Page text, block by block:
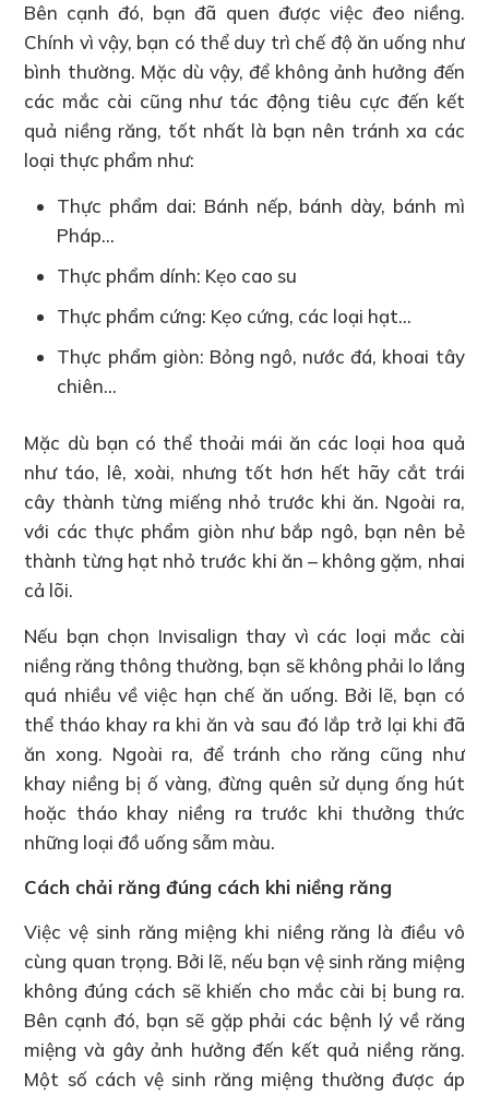
Bên cạnh đó, bạn đã quen được việc đeo niềng.
Chính vì vậy, bạn có thể duy trì chế độ ăn uống như
bình thường. Mặc dù vậy, để không ảnh hưởng đến
các mắc cài cũng như tác động tiêu cực đến kết
quả niềng răng, tốt nhất là bạn nên tránh xa các
loại thực phẩm như:
Thực phẩm dai: Bánh nếp, bánh dày, bánh mì
Pháp…
Thực phẩm dính: Kẹo cao su
Thực phẩm cứng: Kẹo cứng, các loại hạt…
Thực phẩm giòn: Bỏng ngô, nước đá, khoai tây
chiên…
Mặc dù bạn có thể thoải mái ăn các loại hoa quả
như táo, lê, xoài, nhưng tốt hơn hết hãy cắt trái
cây thành từng miếng nhỏ trước khi ăn. Ngoài ra,
với các thực phẩm giòn như bắp ngô, bạn nên bẻ
thành từng hạt nhỏ trước khi ăn – không gặm, nhai
cả lõi.
Nếu bạn chọn Invisalign thay vì các loại mắc cài
niềng răng thông thường, bạn sẽ không phải lo lắng
quá nhiều về việc hạn chế ăn uống. Bởi lẽ, bạn có
thể tháo khay ra khi ăn và sau đó lắp trở lại khi đã
ăn xong. Ngoài ra, để tránh cho răng cũng như
khay niềng bị ố vàng, đừng quên sử dụng ống hút
hoặc tháo khay niềng ra trước khi thưởng thức
những loại đồ uống sẫm màu.
Cách chải răng đúng cách khi niềng răng
Việc vệ sinh răng miệng khi niềng răng là điều vô
cùng quan trọng. Bởi lẽ, nếu bạn vệ sinh răng miệng
không đúng cách sẽ khiến cho mắc cài bị bung ra.
Bên cạnh đó, bạn sẽ gặp phải các bệnh lý về răng
miệng và gây ảnh hưởng đến kết quả niềng răng.
Một số cách vệ sinh răng miệng thường được áp